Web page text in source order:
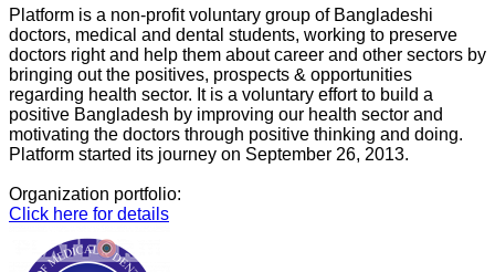
Platform is a non-profit voluntary group of Bangladeshi
doctors, medical and dental students, working to preserve
doctors right and help them about career and other sectors by
bringing out the positives, prospects & opportunities
regarding health sector. It is a voluntary effort to build a
positive Bangladesh by improving our health sector and
motivating the doctors through positive thinking and doing.
Platform started its journey on September 26, 2013.
Organization portfolio:
Click here for details